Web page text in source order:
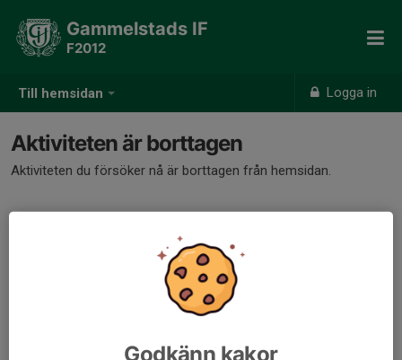
Till hemsidan Logga in
Gammelstads IF
F2012
Aktiviteten är borttagen
Aktiviteten du försöker nå är borttagen från hemsidan.
Godkänn kakor